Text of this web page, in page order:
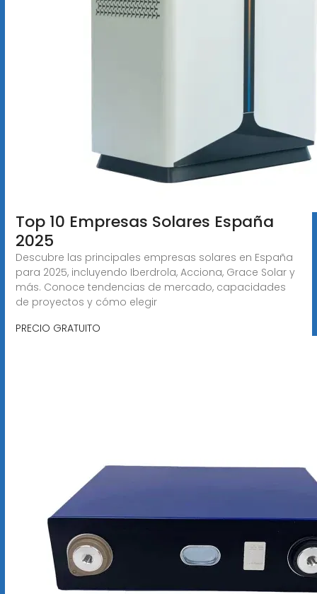
Top 10 Empresas Solares España
2025
Descubre las principales empresas solares en España
para 2025, incluyendo Iberdrola, Acciona, Grace Solar y
más. Conoce tendencias de mercado, capacidades
de proyectos y cómo elegir
PRECIO GRATUITO